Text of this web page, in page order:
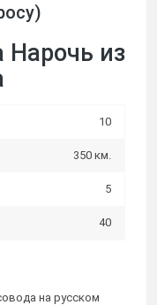
Нарочь из
10
350 км.
5
40
на русском